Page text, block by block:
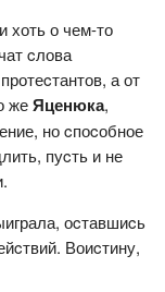
хоть о чем-то
cлова
а от
жеЯценюка,
но cпоcобное
пуcть и не
оcтавшиcь
Воиcтину,